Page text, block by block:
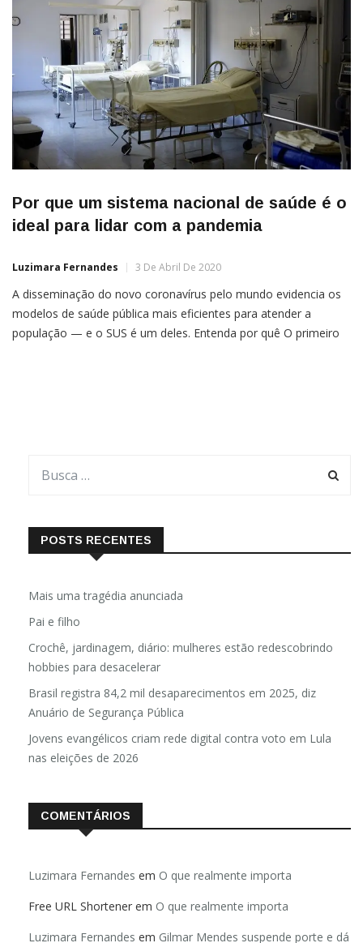
Por que um sistema nacional de saúde é o
ideal para lidar com a pandemia
Luzimara Fernandes 3 De Abril De 2020
A disseminação do novo coronavírus pelo mundo evidencia os
modelos de saúde pública mais eficientes para atender a
população — e o SUS é um deles. Entenda por quê O primeiro
POSTS RECENTES
Mais uma tragédia anunciada
Pai e filho
Crochê, jardinagem, diário: mulheres estão redescobrindo
hobbies para desacelerar
Brasil registra 84,2 mil desaparecimentos em 2025, diz
Anuário de Segurança Pública
Jovens evangélicos criam rede digital contra voto em Lula
nas eleições de 2026
COMENTÁRIOS
Luzimara Fernandes em O que realmente importa
Free URL Shortener em O que realmente importa
Luzimara Fernandes em Gilmar Mendes suspende porte e dá